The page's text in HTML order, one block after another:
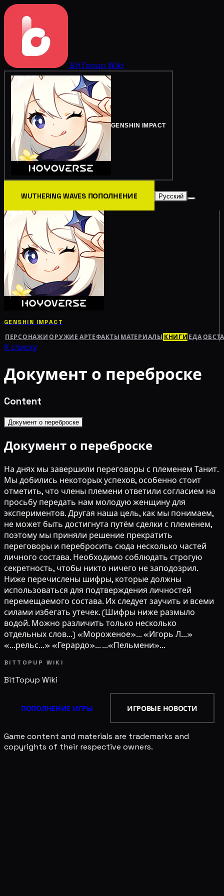
BitTopup Wiki
GENSHIN IMPACT
WUTHERING WAVES ПОПОЛНЕНИЕ Русский
GENSHIN IMPACT
ПЕРСОНАЖИ ОРУЖИЕ АРТЕФАКТЫ МАТЕРИАЛЫ КНИГИ ЕДА
К списку
Документ о переброске
Content
Документ о переброске
Документ о переброске
На днях мы завершили переговоры с племенем Танит.
Мы добились некоторых успехов, особенно стоит
отметить, что члены племени ответили согласием на
просьбу передать нам молодую женщину для
экспериментов. Другая наша цель, как мы понимаем,
не может быть достигнута путём сделки с племенем,
поэтому мы приняли решение прекратить
переговоры и перебросить сюда несколько частей
личного состава. Необходимо соблюдать строгую
секретность, чтобы никто ничего не заподозрил.
Ниже перечислены шифры, которые должны
использоваться для подтверждения личностей
перемещаемого состава. Их следует заучить и всеми
силами избегать утечек. (Шифры ниже размыло
водой. Можно различить только несколько
отдельных слов...) «Мороженое»... «Игорь Л...»
«...рельс...» «Герардо»... ...«Пельмени»...
BITTOPUP WIKI
BitTopup Wiki
ПОПОЛНЕНИЕ ИГРЫ ИГРОВЫЕ НОВОСТИ
Game content and materials are trademarks and
copyrights of their respective owners.